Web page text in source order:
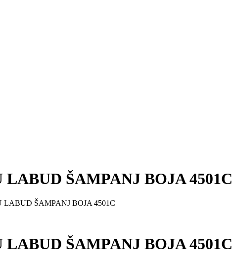
ŠAMPANJ BOJA 4501C
ŠAMPANJ BOJA 4501C
ŠAMPANJ BOJA 4501C